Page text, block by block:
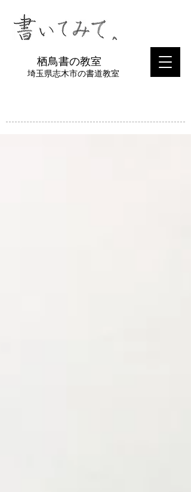
​栖鳥書の教室
埼玉県志木市の書道教室